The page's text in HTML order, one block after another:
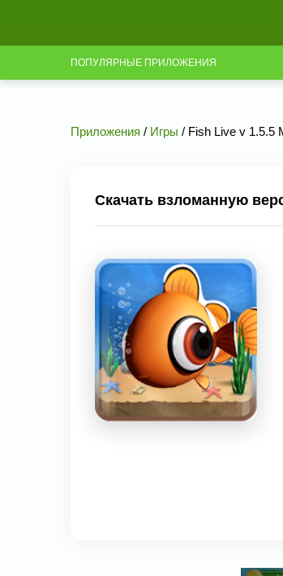
ПОПУЛЯРНЫЕ ПРИЛОЖЕНИЯ
Приложения / Игры / Fish Live v 1.5.5
Скачать взломанную